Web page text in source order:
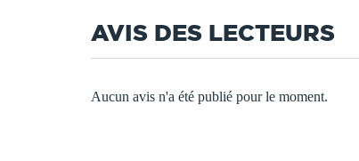
AVIS DES LECTEURS
Aucun avis n'a été publié pour le moment.